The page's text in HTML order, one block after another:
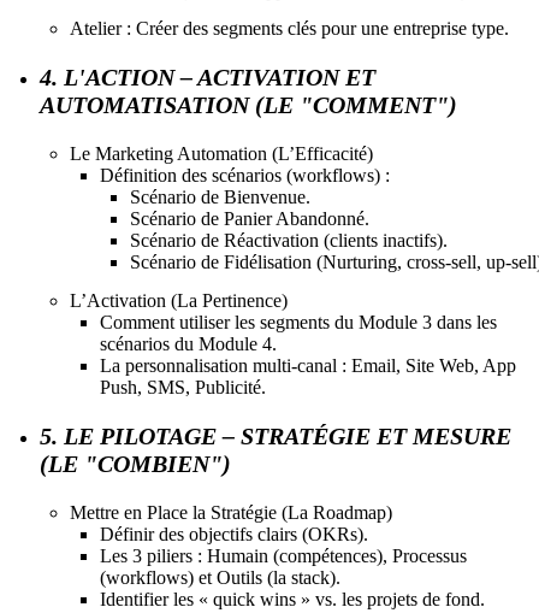
Atelier : Créer des segments clés pour une entreprise type.
4. L'ACTION – ACTIVATION ET
AUTOMATISATION (LE "COMMENT")
Le Marketing Automation (L’Efficacité)
Définition des scénarios (workflows) :
Scénario de Bienvenue.
Scénario de Panier Abandonné.
Scénario de Réactivation (clients inactifs).
Scénario de Fidélisation (Nurturing, cross-sell, up-
L’Activation (La Pertinence)
Comment utiliser les segments du Module 3 dans les
scénarios du Module 4.
La personnalisation multi-canal : Email, Site Web, App
Push, SMS, Publicité.
5. LE PILOTAGE – STRATÉGIE ET MESURE
(LE "COMBIEN")
Mettre en Place la Stratégie (La Roadmap)
Définir des objectifs clairs (OKRs).
Les 3 piliers : Humain (compétences), Processus
(workflows) et Outils (la stack).
Identifier les « quick wins » vs. les projets de fond.